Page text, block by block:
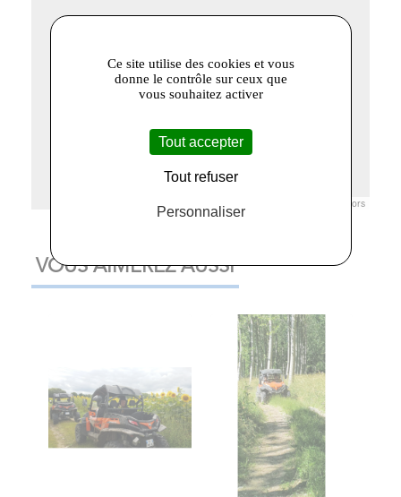
© Openstreetmap France | © contributors
VOUS AIMEREZ AUSSI
Ce site utilise des cookies et vous
donne le contrôle sur ceux que
vous souhaitez activer
Tout accepter
Tout refuser
Personnaliser